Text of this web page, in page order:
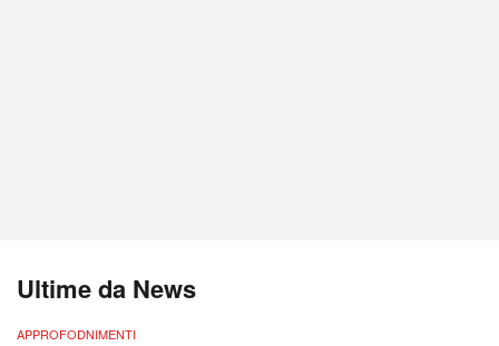
Ultime da News
APPROFODNIMENTI